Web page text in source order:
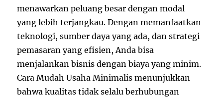
menawarkan peluang besar dengan modal
yang lebih terjangkau. Dengan memanfaatkan
teknologi, sumber daya yang ada, dan strategi
pemasaran yang efisien, Anda bisa
menjalankan bisnis dengan biaya yang minim.
Cara Mudah Usaha Minimalis menunjukkan
bahwa kualitas tidak selalu berhubungan